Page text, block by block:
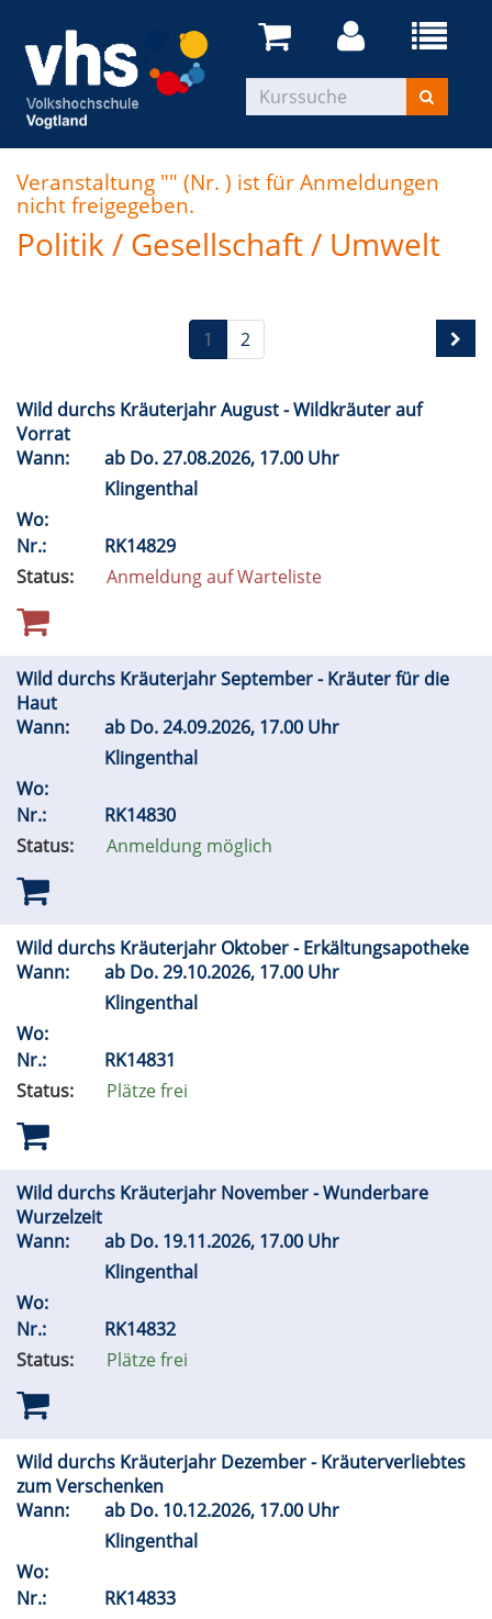
Veranstaltung "" (Nr. ) ist für Anmeldungen
nicht freigegeben.
Politik / Gesellschaft / Umwelt
1 2
Wild durchs Kräuterjahr August - Wildkräuter auf
Vorrat
Wann:
ab Do.27.08.2026, 17.00 Uhr
Klingenthal
Wo:
Nr.:
RK14829
Status:
Anmeldung auf Warteliste
Wild durchs Kräuterjahr September - Kräuter für die
Haut
Wann:
ab Do.24.09.2026, 17.00 Uhr
Klingenthal
Wo:
Nr.:
RK14830
Status:
Anmeldung möglich
Wild durchs Kräuterjahr Oktober - Erkältungsapotheke
Wann:
ab Do.29.10.2026, 17.00 Uhr
Klingenthal
Wo:
Nr.:
RK14831
Status:
Plätze frei
Wild durchs Kräuterjahr November - Wunderbare
Wurzelzeit
Wann:
ab Do. 19.11.2026, 17.00 Uhr
Klingenthal
Wo:
Nr.:
RK14832
Status:
Plätze frei
Wild durchs Kräuterjahr Dezember - Kräuterverliebtes
zum Verschenken
Wann:
ab Do. 10.12.2026, 17.00 Uhr
Klingenthal
Wo:
Nr.:
RK14833